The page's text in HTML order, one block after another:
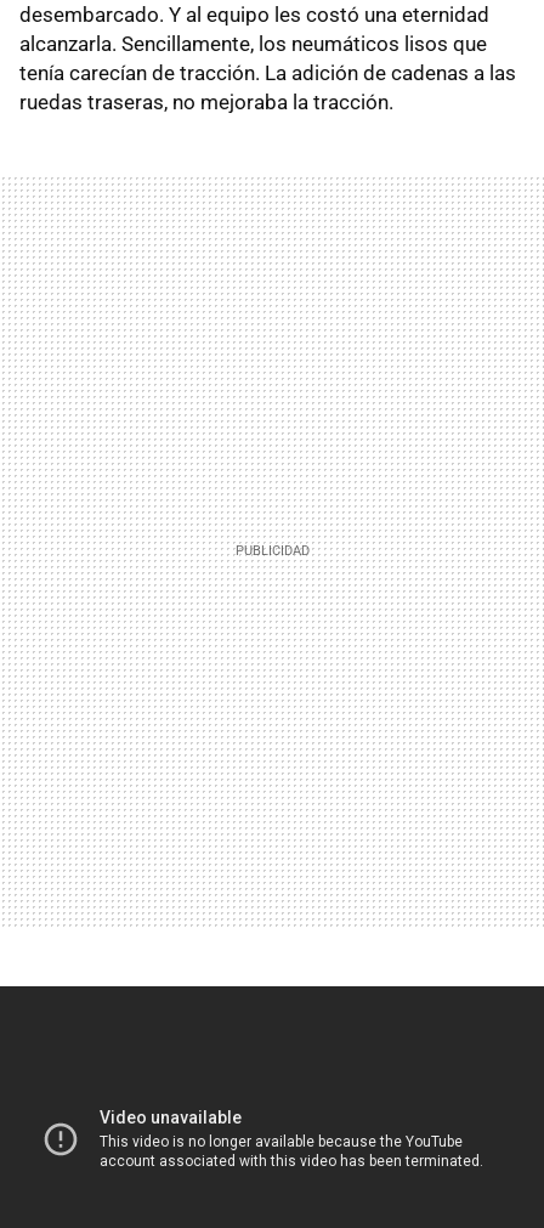
desembarcado. Y al equipo les costó una eternidad
alcanzarla. Sencillamente, los neumáticos lisos que
tenía carecían de tracción. La adición de cadenas a las
ruedas traseras, no mejoraba la tracción.